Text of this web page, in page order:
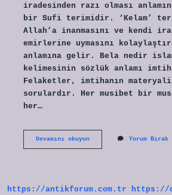
iradesinden razı olması
bir Sufi terimidir. ‘Kelam’
Allah’a inanmasını ve kendi
emirlerine uymasını
anlamına gelir. Bela nedir
kelimesinin sözlük anlamı
Felaketler, imtihanın
sorulardır. Her musibet bir
her…
Devamını okuyunBela
Yorum Bırak
https://antikforum.com.tr
https://